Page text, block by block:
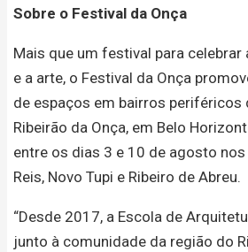
Sobre o Festival da Onça
Mais que um festival para celebrar
e a arte, o Festival da Onça
de espaços em bairros periféricos
Ribeirão da Onça, em Belo
entre os dias 3 e 10 de agosto
Reis, Novo Tupi e Ribeiro de Abreu.
“Desde 2017, a Escola de
junto à comunidade da região do